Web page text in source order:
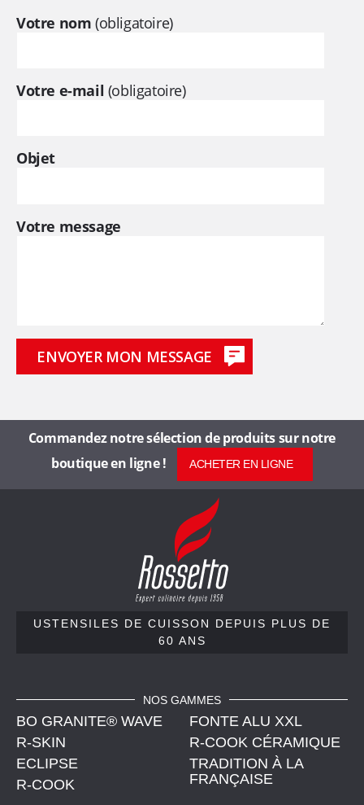
u
l
e
r
s
,
d
p
u
p
Votre nom (obligatoire)
Votre e-mail (obligatoire)
Objet
Votre message
Commandez notre sélection de produits sur notre
boutique en ligne !
ACHETER EN LIGNE
s
e
t
t
t
USTENSILES DE CUISSON
DEPUIS PLUS DE
60 ANS
NOS GAMMES
BO GRANITE® WAVE
R-SKIN
ECLIPSE
R-COOK
FONTE ALU XXL
R-COOK CÉRAMIQUE
TRADITION À LA
FRANÇAISE